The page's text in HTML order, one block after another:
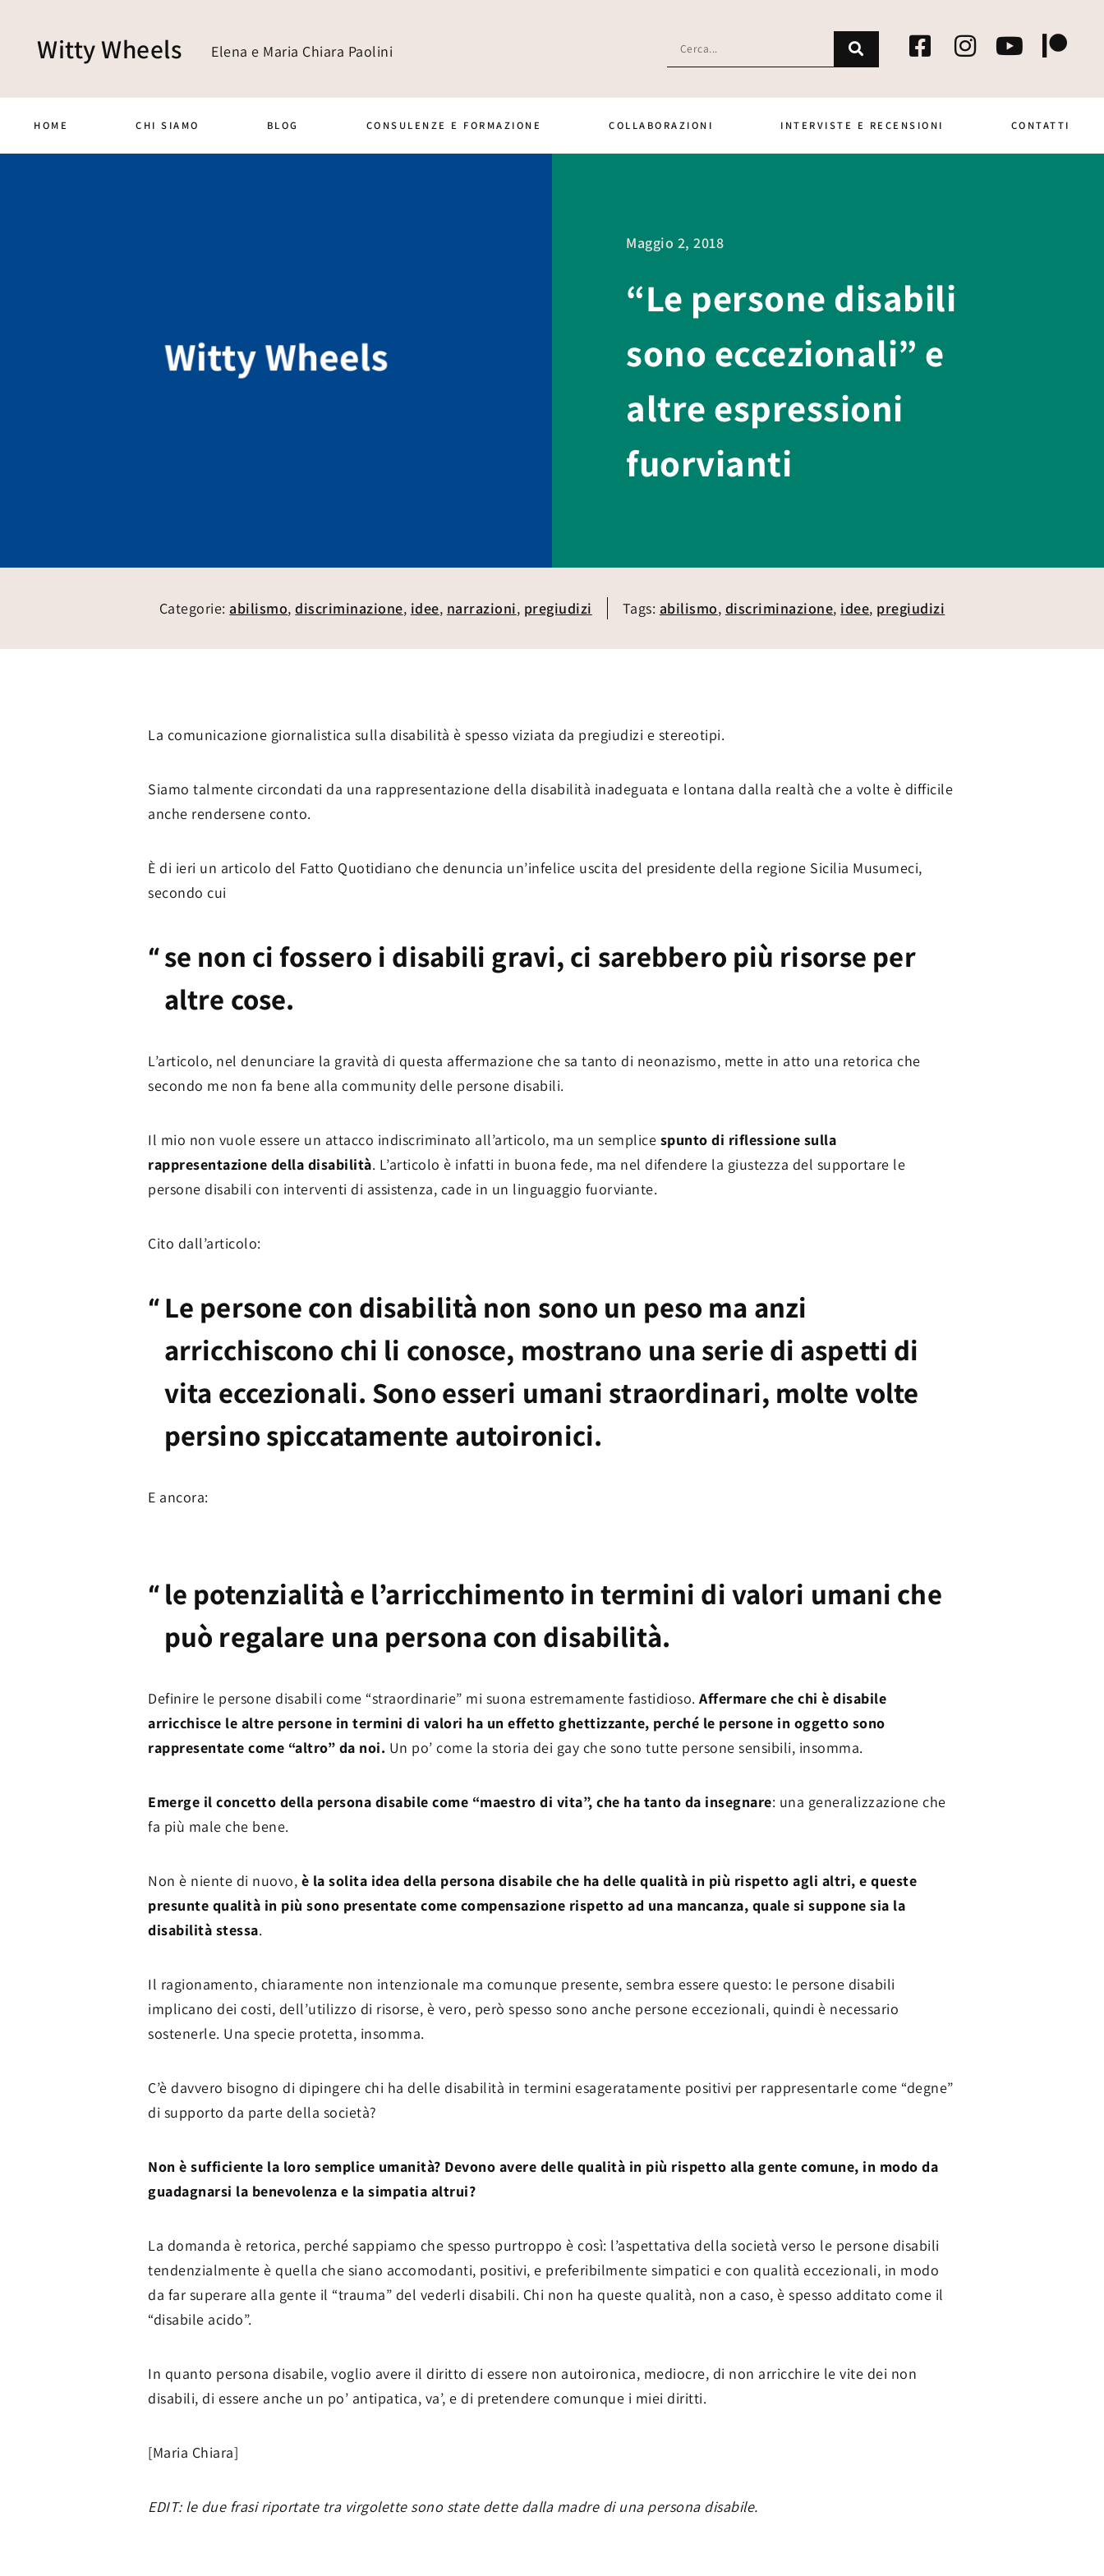
Witty Wheels Elena e Maria Chiara Paolini
HOME CHI SIAMO BLOG CONSULENZE E FORMAZIONE COLLABORAZIONI INTERVISTE E RECENSIONI CONTATTI
Maggio 2, 2018
“Le persone disabili
sono eccezionali” e
altre espressioni
fuorvianti
Categorie: abilismo,discriminazione, idee, narrazioni, pregiudizi Tags: abilismo, discriminazione, idee, pregiudizi
La comunicazione giornalistica sulla disabilità è spesso viziata da pregiudizi e stereotipi.
Siamo talmente circondati da una rappresentazione della disabilità inadeguata e lontana dalla realtà che a volte è difficile
anche rendersene conto.
È di ieri un articolo del Fatto Quotidiano che denuncia un’infelice uscita del presidente della regione Sicilia Musumeci,
secondo cui
se non ci fossero i disabili gravi, ci sarebbero più risorse per
altre cose.
L’articolo, nel denunciare la gravità di questa affermazione che sa tanto di neonazismo, mette in atto una retorica che
secondo me non fa bene alla community delle persone disabili.
Il mio non vuole essere un attacco indiscriminato all’articolo, ma un semplice spunto di riflessione sulla
rappresentazione della disabilità. L’articolo è infatti in buona fede, ma nel difendere la giustezza del supportare le
persone disabili con interventi di assistenza, cade in un linguaggio fuorviante.
Cito dall’articolo:
Le persone con disabilità non sono un peso ma anzi
arricchiscono chi li conosce, mostrano una serie di aspetti di
vita eccezionali. Sono esseri umani straordinari, molte volte
persino spiccatamente autoironici.
E ancora:
le potenzialità e l’arricchimento in termini di valori umani che
può regalare una persona con disabilità.
Definire le persone disabili come “straordinarie” mi suona estremamente fastidioso. Affermare che chi è disabile
arricchisce le altre persone in termini di valori ha un effetto ghettizzante, perché le persone in oggetto sono
rappresentate come “altro” da noi. Un po’ come la storia dei gay che sono tutte persone sensibili, insomma.
Emerge il concetto della persona disabile come “maestro di vita”, che ha tanto da insegnare: una generalizzazione che
fa più male che bene.
Non è niente di nuovo, è la solita idea della persona disabile che ha delle qualità in più rispetto agli altri, e queste
presunte qualità in più sono presentate come compensazione rispetto ad una mancanza, quale si suppone sia la
disabilità stessa.
Il ragionamento, chiaramente non intenzionale ma comunque presente, sembra essere questo: le persone disabili
implicano dei costi, dell’utilizzo di risorse, è vero, però spesso sono anche persone eccezionali, quindi è necessario
sostenerle. Una specie protetta, insomma.
C’è davvero bisogno di dipingere chi ha delle disabilità in termini esageratamente positivi per rappresentarle come “degne”
di supporto da parte della società?
Non è sufficiente la loro semplice umanità? Devono avere delle qualità in più rispetto alla gente comune, in modo da
guadagnarsi la benevolenza e la simpatia altrui?
La domanda è retorica, perché sappiamo che spesso purtroppo è così: l’aspettativa della società verso le persone disabili
tendenzialmente è quella che siano accomodanti, positivi, e preferibilmente simpatici e con qualità eccezionali, in modo
da far superare alla gente il “trauma” del vederli disabili. Chi non ha queste qualità, non a caso, è spesso additato come il
“disabile acido”.
In quanto persona disabile, voglio avere il diritto di essere non autoironica, mediocre, di non arricchire le vite dei non
disabili, di essere anche un po’ antipatica, va’, e di pretendere comunque i miei diritti.
[Maria Chiara]
EDIT: le due frasi riportate tra virgolette sono state dette dalla madre di una persona disabile.